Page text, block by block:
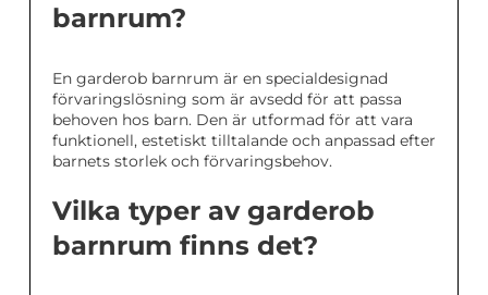
barnrum?
En garderob barnrum är en specialdesignad
förvaringslösning som är avsedd för att passa
behoven hos barn. Den är utformad för att vara
funktionell, estetiskt tilltalande och anpassad efter
barnets storlek och förvaringsbehov.
Vilka typer av garderob
barnrum finns det?